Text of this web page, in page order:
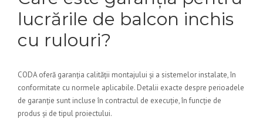
lucrările de balcon inchis
cu rulouri?
CODA oferă garanția calității montajului și a sistemelor instalate, în
conformitate cu normele aplicabile. Detalii exacte despre perioadele
de garanție sunt incluse în contractul de execuție, în funcție de
produs și de tipul proiectului.